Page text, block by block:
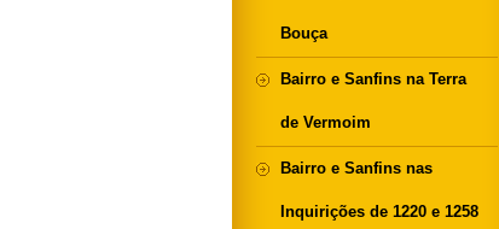
Bouça
Bairro e Sanfins na Terra
de Vermoim
Bairro e Sanfins nas
Inquirições de 1220 e 1258